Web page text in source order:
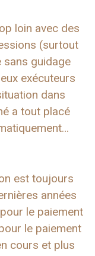
loin avec des
(surtout
sans guidage
exécuteurs
dans
a tout placé
est toujours
années
le paiement
le paiement
cours et plus